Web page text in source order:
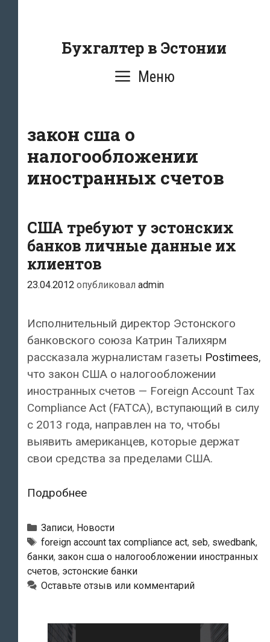
содержаниюБухгалтер в Эстонии
Меню
закон сша о
налогообложении
иностранных счетов
США требуют у эстонских
банков личные данные их
клиентов
23.04.2012 опубликовал admin
Исполнительный директор Эстонского
банковского союза Катрин Талихярм
рассказала журналистам газеты Postimees,
что закон США о налогообложении
иностранных счетов — Foreign Account Tax
Compliance Act (FATCA), вступающий в силу
с 2013 года, направлен на то, чтобы
выявить американцев, которые держат
свои средства за пределами США.
ПодробнееСША
у
эстонских
банков
личные
данные
клиентов
Рубрики
Записи, Новости
Метки
foreign account tax compliance act, seb, swedbank,
банки, закон сша о налогообложении иностранных
счетов, эстонские банки
Оставьте отзыв или комментарий